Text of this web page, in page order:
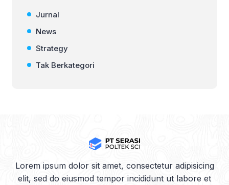
Jurnal
News
Strategy
Tak Berkategori
Lorem ipsum dolor sit amet, consectetur adipisicing
elit, sed do eiusmod tempor incididunt ut labore et